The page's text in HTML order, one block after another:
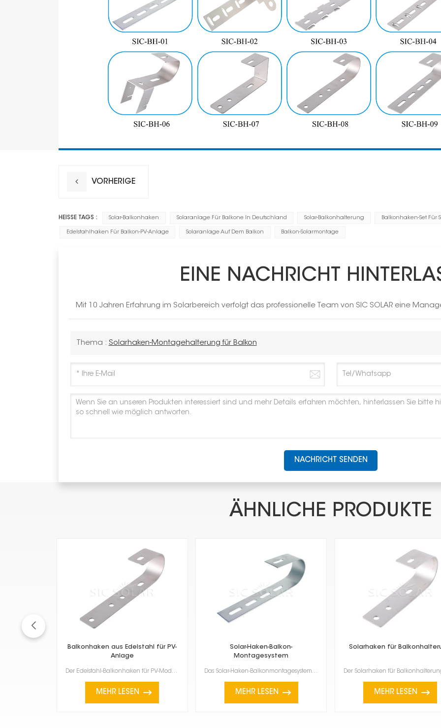
VORHERIGE
HEISSE TAGS : Solar-Balkonhaken Solaranlage Für Balkone In Deutschland Solar-Balkonhalterung Balkonhaken-Set Für
Edelstahlhaken Für Balkon-PV-Anlage Solaranlage Auf Dem Balkon Balkon-Solarmontage
EINE NACHRICHT
Mit 10 Jahren Erfahrung im Solarbereich verfolgt das professionelle Team von SIC SOLAR eine
Thema : Solarhaken-Montagehalterung für Balkon
NACHRICHT SENDEN
ÄHNLICHE PRODUKTE
Balkonhaken aus Edelstahl für PV-
Anlage
Der Edelstahl-Balkonhaken für PV-Module dient zur Befestigung von Solarmodulen an Balkongeländern od...
MEHR LESEN
Solar-Haken-Balkon-
Montagesystem
Das Solar-Haken-Balkonmontagesystem ist eine spezielle Vorrichtung zur Installation von Solarmodulen...
MEHR LESEN
Solarhaken für
MEHR LESEN